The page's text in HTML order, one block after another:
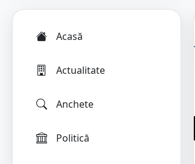
Acasă
Actualitate
Anchete
Politică